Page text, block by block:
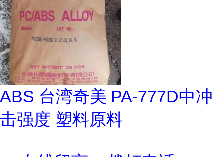
ABS 台湾奇美 PA-777D中冲
击强度 塑料原料